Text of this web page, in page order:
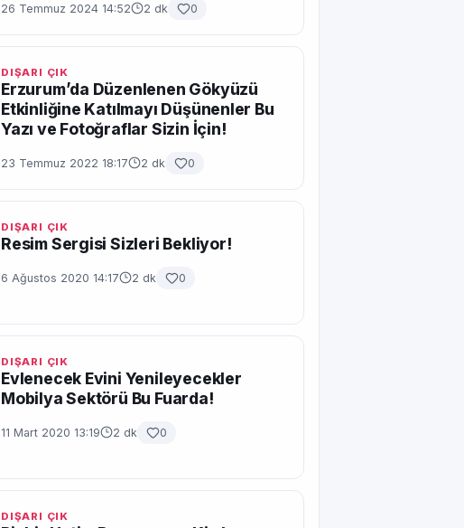
26 Temmuz 2024 14:52 2 dk 0
DIŞARI ÇIK
Erzurum’da Düzenlenen Gökyüzü
Etkinliğine Katılmayı Düşünenler Bu
Yazı ve Fotoğraflar Sizin İçin!
23 Temmuz 2022 18:17 2 dk 0
DIŞARI ÇIK
Resim Sergisi Sizleri Bekliyor!
6 Ağustos 2020 14:17 2 dk 0
DIŞARI ÇIK
Evlenecek Evini Yenileyecekler
Mobilya Sektörü Bu Fuarda!
11 Mart 2020 13:19 2 dk 0
DIŞARI ÇIK